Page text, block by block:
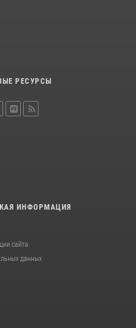
РЕСУРСЫ
ИНФОРМАЦИЯ
сайта
данных